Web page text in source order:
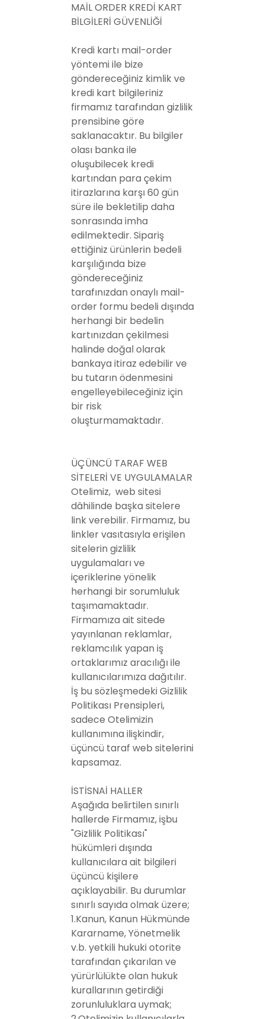
MAİL ORDER KREDİ KART
BİLGİLERİ GÜVENLİĞİ
Kredi kartı mail-order
yöntemi ile bize
göndereceğiniz kimlik ve
kredi kart bilgileriniz
firmamız tarafından gizlilik
prensibine göre
saklanacaktır. Bu bilgiler
olası banka ile
oluşubilecek kredi
kartından para çekim
itirazlarına karşı 60 gün
süre ile bekletilip daha
sonrasında imha
edilmektedir. Sipariş
ettiğiniz ürünlerin bedeli
karşılığında bize
göndereceğiniz
tarafınızdan onaylı mail-
order formu bedeli dışında
herhangi bir bedelin
kartınızdan çekilmesi
halinde doğal olarak
bankaya itiraz edebilir ve
bu tutarın ödenmesini
engelleyebileceğiniz için
bir risk
oluşturmamaktadır.
ÜÇÜNCÜ TARAF WEB
SİTELERİ VE UYGULAMALAR
Otelimiz, web sitesi
dâhilinde başka sitelere
link verebilir. Firmamız, bu
linkler vasıtasıyla erişilen
sitelerin gizlilik
uygulamaları ve
içeriklerine yönelik
herhangi bir sorumluluk
taşımamaktadır.
Firmamıza ait sitede
yayınlanan reklamlar,
reklamcılık yapan iş
ortaklarımız aracılığı ile
kullanıcılarımıza dağıtılır.
İş bu sözleşmedeki Gizlilik
Politikası Prensipleri,
sadece Otelimizin
kullanımına ilişkindir,
üçüncü taraf web sitelerini
kapsamaz.
İSTİSNAİ HALLER
Aşağıda belirtilen sınırlı
hallerde Firmamız, işbu
"Gizlilik Politikası"
hükümleri dışında
kullanıcılara ait bilgileri
üçüncü kişilere
açıklayabilir. Bu durumlar
sınırlı sayıda olmak üzere;
1.Kanun, Kanun Hükmünde
Kararname, Yönetmelik
v.b. yetkili hukuki otorite
tarafından çıkarılan ve
yürürlülükte olan hukuk
kurallarının getirdiği
zorunluluklara uymak;